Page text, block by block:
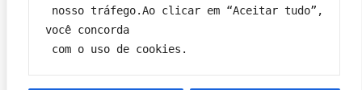
você concorda
com o uso de cookies.
Franciane|Tema Bard por WP Royal.
Política de privacidade